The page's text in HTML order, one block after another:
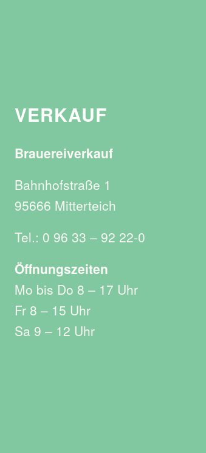
VERKAUF
Brauereiverkauf
Bahnhofstraße 1
95666 Mitterteich
Tel.: 0 96 33 – 92 22-0
Öffnungszeiten
Mo bis Do 8 – 17 Uhr
Fr 8 – 15 Uhr
Sa 9 – 12 Uhr